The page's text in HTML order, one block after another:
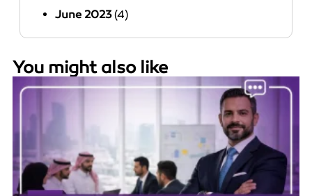
June 2023(4)
You might also like